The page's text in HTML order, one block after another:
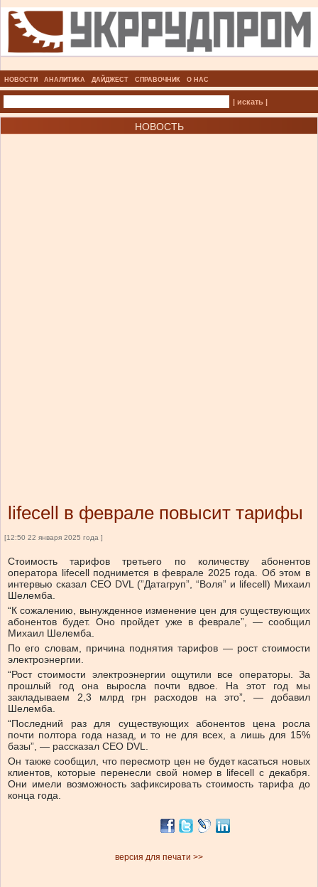
НОВОСТИ АНАЛИТИКА ДАЙДЖЕСТ СПРАВОЧНИК О НАС
| искать |
НОВОСТЬ
lifecell в феврале повысит тарифы
[12:50 22 января 2025 года ]
Стоимость тарифов третьего по количеству абонентов
оператора lifecell поднимется в феврале 2025 года. Об этом в
интервью сказал CEO DVL (”Датагруп”, “Воля” и lifecell) Михаил
Шелемба.
“К сожалению, вынужденное изменение цен для существующих
абонентов будет. Оно пройдет уже в феврале”, — сообщил
Михаил Шелемба.
По его словам, причина поднятия тарифов — рост стоимости
электроэнергии.
“Рост стоимости электроэнергии ощутили все операторы. За
прошлый год она выросла почти вдвое. На этот год мы
закладываем 2,3 млрд грн расходов на это”, — добавил
Шелемба.
“Последний раз для существующих абонентов цена росла
почти полтора года назад, и то не для всех, а лишь для 15%
базы”, — рассказал CEO DVL.
Он также сообщил, что пересмотр цен не будет касаться новых
клиентов, которые перенесли свой номер в lifecell с декабря.
Они имели возможность зафиксировать стоимость тарифа до
конца года.
версия для печати >>